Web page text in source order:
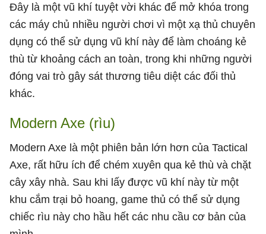
Đây là một vũ khí tuyệt vời khác để mở khóa trong
các máy chủ nhiều người chơi vì một xạ thủ chuyên
dụng có thể sử dụng vũ khí này để làm choáng kẻ
thù từ khoảng cách an toàn, trong khi những người
đóng vai trò gây sát thương tiêu diệt các đối thủ
khác.
Modern Axe (rìu)
Modern Axe là một phiên bản lớn hơn của Tactical
Axe, rất hữu ích để chém xuyên qua kẻ thù và chặt
cây xây nhà. Sau khi lấy được vũ khí này từ một
khu cắm trại bỏ hoang, game thủ có thể sử dụng
chiếc rìu này cho hầu hết các nhu cầu cơ bản của